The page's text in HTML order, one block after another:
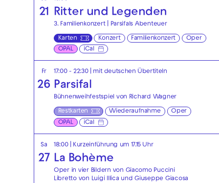
21 Ritter und Legenden
3. Familienkonzert | Parsifals Abenteuer
Karten Konzert Familienkonzert
Oper
OPAL
iCal
Fr
26
17:00 - 22:30| mit deutschen Übertiteln
Parsifal
Bühnenweihfestspiel von Richard Wagner
Restkarten Wiederaufnahme
Oper
OPAL
iCal
Sa
27
18:00 | Kurzeinführung um 17.15 Uhr
La Bohème
Oper in vier Bildern von Giacomo Puccini
Libretto von Luigi Illica und Giuseppe Giacosa